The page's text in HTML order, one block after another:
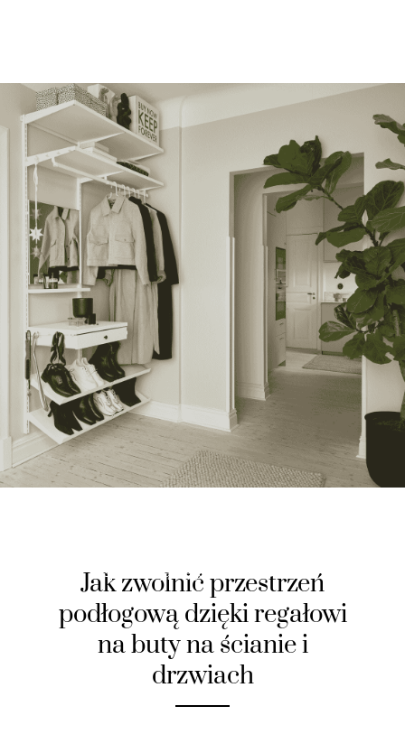
sprawdzają się jako półki na buty.
Jak zwolnić przestrzeń
podłogową dzięki regałowi
na buty na ścianie i
drzwiach